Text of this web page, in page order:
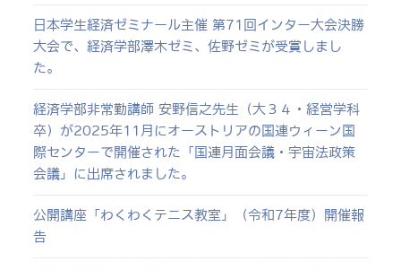
日本学生経済ゼミナール主催 第71回インター大会決勝
大会で、経済学部澤木ゼミ、佐野ゼミが受賞しまし
た。
経済学部非常勤講師 安野信之先生（大３４・経営学科
卒）が2025年11月にオーストリアの国連ウィーン国
際センターで開催された「国連月面会議・宇宙法政策
会議」に出席されました。
公開講座「わくわくテニス教室」（令和7年度）開催報
告